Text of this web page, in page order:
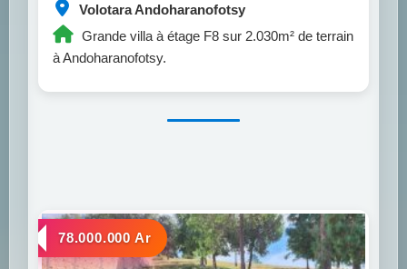
Volotara Andoharanofotsy
Grande villa à étage F8 sur 2.030m² de terrain
à Andoharanofotsy.
a vendre
78.000.000 Ar